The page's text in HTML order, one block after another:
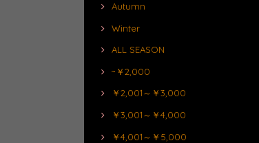
Autumn
Winter
ALL SEASON
~￥2,000
￥2,001～￥3,000
￥3,001～￥4,000
￥4,001～￥5,000